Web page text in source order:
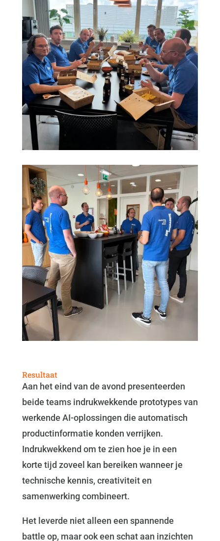
Resultaat
Aan het eind van de avond presenteerden
beide teams indrukwekkende prototypes van
werkende AI-oplossingen die automatisch
productinformatie konden verrijken.
Indrukwekkend om te zien hoe je in een
korte tijd zoveel kan bereiken wanneer je
technische kennis, creativiteit en
samenwerking combineert.
Het leverde niet alleen een spannende
battle op, maar ook een schat aan inzichten